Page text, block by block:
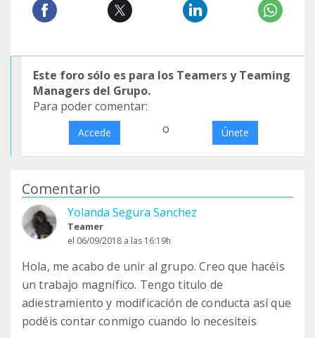
Este foro sólo es para los Teamers y Teaming
Managers del Grupo.
Para poder comentar:
Accede o Únete
Comentario
Yolanda Segura Sanchez
Teamer
el 06/09/2018 a las 16:19h
Hola, me acabo de unir al grupo. Creo que hacéis
un trabajo magnífico. Tengo titulo de
adiestramiento y modificación de conducta así que
podéis contar conmigo cuando lo necesiteis